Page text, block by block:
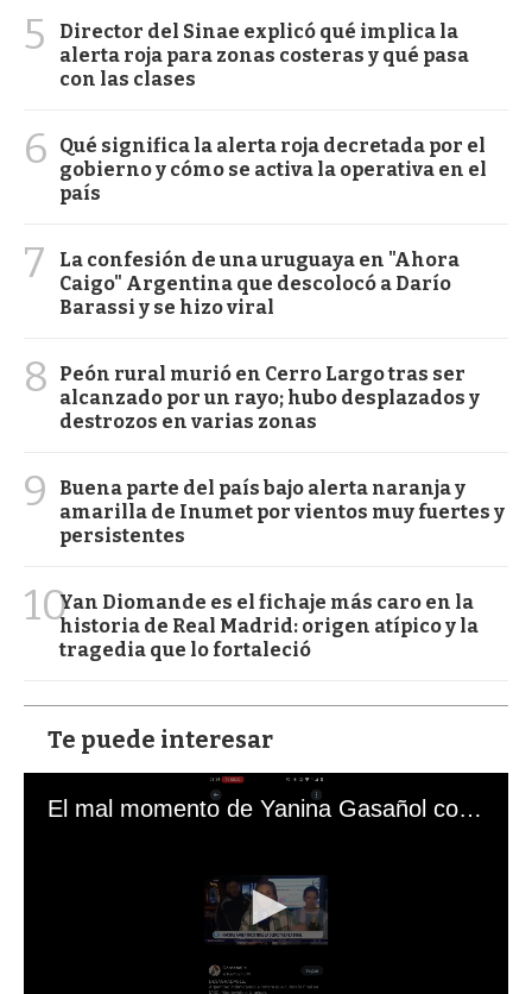
5
Director del Sinae explicó qué implica la
alerta roja para zonas costeras y qué pasa
con las clases
6
Qué significa la alerta roja decretada por el
gobierno y cómo se activa la operativa en el
país
7
La confesión de una uruguaya en "Ahora
Caigo" Argentina que descolocó a Darío
Barassi y se hizo viral
8
Peón rural murió en Cerro Largo tras ser
alcanzado por un rayo; hubo desplazados y
destrozos en varias zonas
9
Buena parte del país bajo alerta naranja y
amarilla de Inumet por vientos muy fuertes y
persistentes
10Yan Diomande es el fichaje más caro en la
historia de Real Madrid: origen atípico y la
tragedia que lo fortaleció
Te puede interesar
El mal momento de Yanina Gasañol con un hincha argentino en "Subrayado"